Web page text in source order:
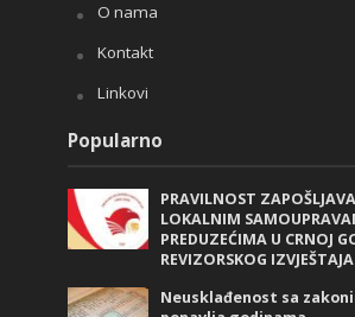
O nama
Kontakt
Linkovi
Popularno
PRAVILNOST
LOKALNIM
PREDUZEĆIMA U CRNOJ
REVIZORSKOG IZVJEŠTAJA
Neusklađenost sa